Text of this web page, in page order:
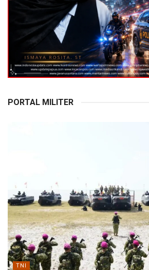
PORTAL MILITER
TNI